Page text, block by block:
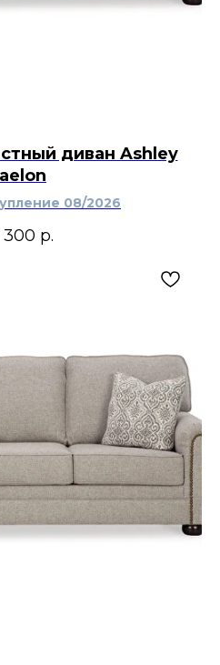
диван Ashley
08/2026
300 р.